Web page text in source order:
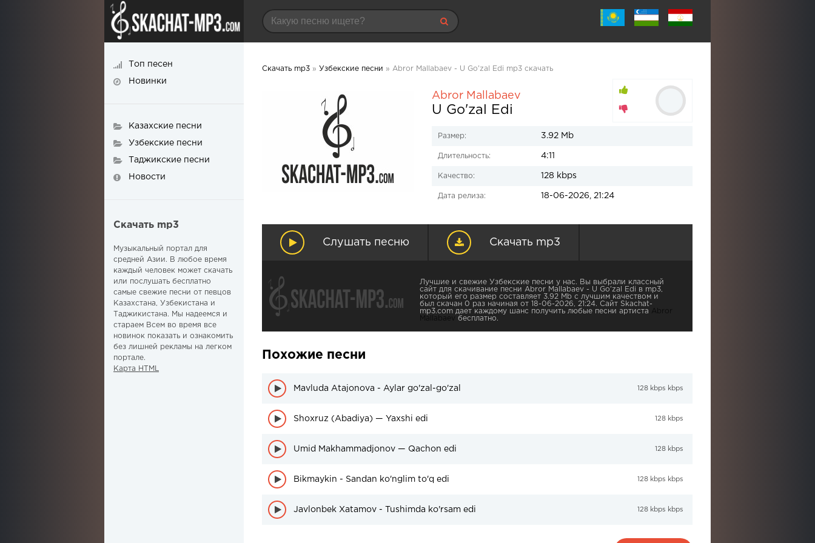
Скачать mp3 » Узбекские песни » Abror Mallabaev - U Go'zal Edi mp3 скачать
Abror Mallabaev
U Go'zal Edi
Размер: 3.92 Mb
Длительность: 4:11
Качество: 128 kbps
Дата релиза: 18-06-2026, 21:24
Слушать песню Скачать mp3
Лучшие и свежие Узбекские песни у нас. Вы выбрали классный
сайт для скачивание песни Abror Mallabaev - U Go'zal Edi в mp3,
который его размер составляет 3.92 Mb с лучшим качеством и
был скачан 0 раз начиная от 18-06-2026, 21:24. Сайт Skachat-
mp3.com дает каждому шанс получить любые песни артиста
Mallabaev
бесплатно.
Похожие песни
Mavluda Atajonova - Aylar go'zal-go'zal 128 kbps kbps
Shoxruz (Abadiya) — Yaxshi edi 128 kbps
Umid Makhammadjonov — Qachon edi 128 kbps
Bikmaykin - Sandan ko'nglim to'q edi 128 kbps kbps
Javlonbek Xatamov - Tushimda ko'rsam edi 128 kbps kbps
Топ песен
Новинки
Казахские песни
Узбекские песни
Таджикские песни
Новости
Скачать mp3
Музыкальный портал для
средней Азии. В любое время
каждый человек может скачать
или послушать бесплатно
самые свежие песни от певцов
Казахстана, Узбекистана и
Таджикистана. Мы надеемся и
стараем Всем во время все
новинок показать и ознакомить
без лишней рекламы на легком
портале.
Карта HTML